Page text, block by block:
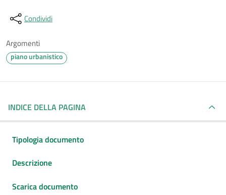
Condividi
Argomenti
piano urbanistico
INDICE DELLA PAGINA
Tipologia documento
Descrizione
Scarica documento